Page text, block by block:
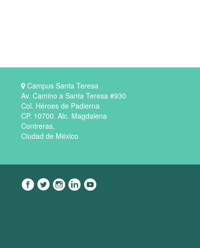
Campus Santa Teresa
Av. Camino a Santa Teresa #930
Col. Héroes de Padierna
CP. 10700. Alc. Magdalena
Contreras,
Ciudad de México